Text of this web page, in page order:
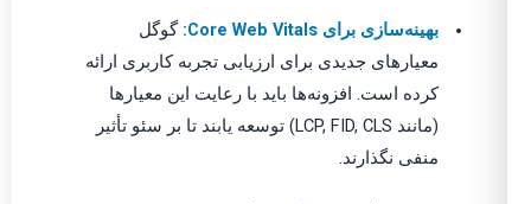
بهینه‌سازی برای Core Web Vitals:
گوگل
معیارهای جدیدی برای ارزیابی تجربه کاربری ارائه
کرده است. افزونه‌ها باید با رعایت این معیارها
(مانند LCP, FID, CLS) توسعه یابند تا بر سئو تأثیر
منفی نگذارند.